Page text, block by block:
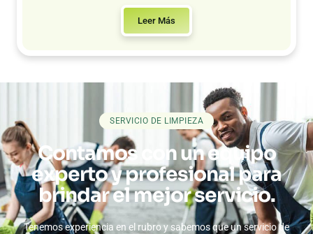
Leer Más
SERVICIO DE LIMPIEZA
Contamos con un equipo
experto y profesional para
brindar el mejor servicio.
Tenemos experiencia en el rubro y sabemos que un servicio de